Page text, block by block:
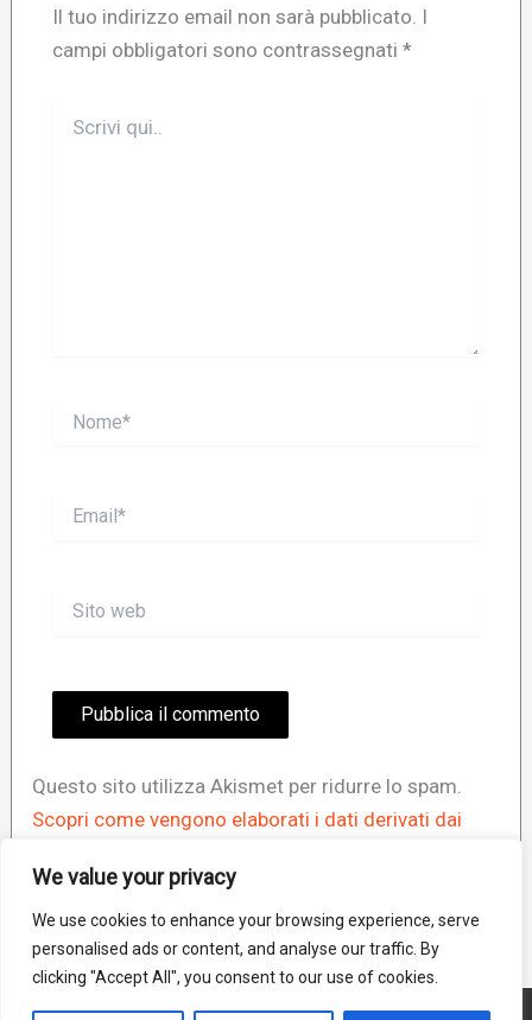
We value your privacy
We use cookies to enhance your browsing experience, serve
personalised ads or content, and analyse our traffic. By
clicking "Accept All", you consent to our use of cookies.
Il tuo indirizzo email non sarà pubblicato. I
campi obbligatori sono contrassegnati*
qui..
web
Questo sito utilizza Akismet per ridurre lo spam.
Scopri come vengono elaborati i dati derivati dai